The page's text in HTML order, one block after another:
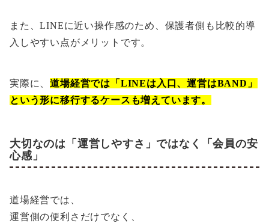
また、LINEに近い操作感のため、保護者側も比較的導
入しやすい点がメリットです。
実際に、道場経営では「LINEは入口、運営はBAND」
という形に移行するケースも増えています。
大切なのは「運営しやすさ」ではなく「会員の安
心感」
道場経営では、
運営側の便利さだけでなく、